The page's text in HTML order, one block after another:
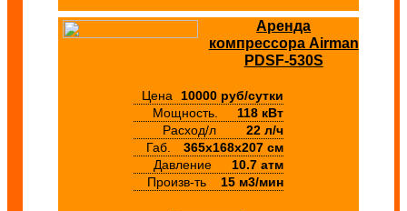
Аренда
компрессора Airman
PDSF-530S
Цена
10000 руб/сутки
Мощность.
118 кВт
Расход/л
22 л/ч
Габ.
365х168х207 см
Давление
10.7 атм
Произв-ть
15 м3/мин